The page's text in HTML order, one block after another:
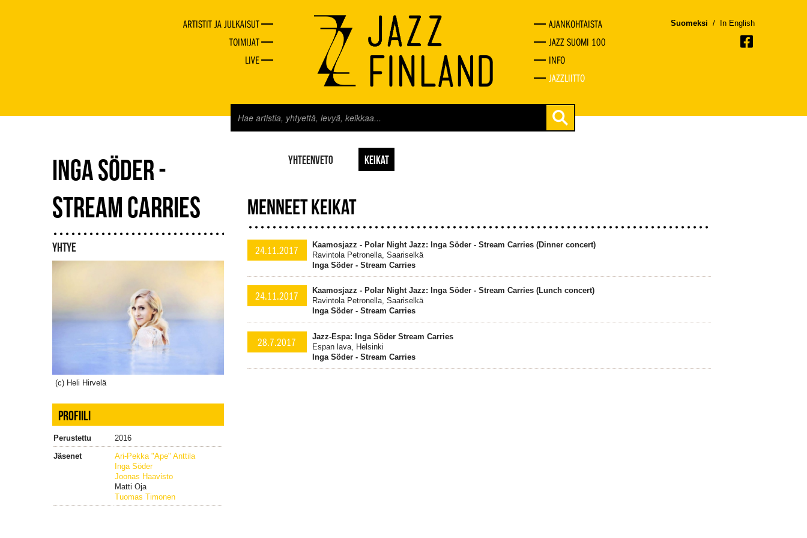
ARTISTIT JA JULKAISUT
TOIMIJAT
LIVE
AJANKOHTAISTA
JAZZ SUOMI 100
INFO
JAZZLIITTO
Suomeksi / In English
YHTEENVETO KEIKAT
INGA SÖDER -
STREAM CARRIES
YHTYE
(c) Heli Hirvelä
PROFIILI
Perustettu
2016
Jäsenet
Ari-Pekka "Ape" Anttila
Inga Söder
Joonas Haavisto
Matti Oja
Tuomas Timonen
MENNEET KEIKAT
24.11.2017
Kaamosjazz - Polar Night Jazz: Inga Söder - Stream Carries (Dinner concert)
Ravintola Petronella, Saariselkä
Inga Söder - Stream Carries
24.11.2017
Kaamosjazz - Polar Night Jazz: Inga Söder - Stream Carries (Lunch concert)
Ravintola Petronella, Saariselkä
Inga Söder - Stream Carries
28.7.2017
Jazz-Espa: Inga Söder Stream Carries
Espan lava, Helsinki
Inga Söder - Stream Carries